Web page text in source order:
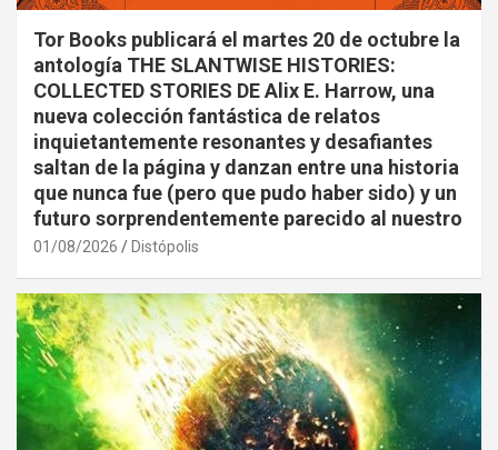
Tor Books publicará el martes 20 de octubre la
antología THE SLANTWISE HISTORIES:
COLLECTED STORIES DE Alix E. Harrow, una
nueva colección fantástica de relatos
inquietantemente resonantes y desafiantes
saltan de la página y danzan entre una historia
que nunca fue (pero que pudo haber sido) y un
futuro sorprendentemente parecido al nuestro
01/08/2026 Distópolis